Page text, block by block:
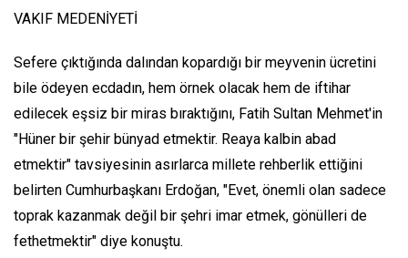
VAKIF MEDENİYETİ
Sefere çıktığında dalından kopardığı bir meyvenin ücretini
bile ödeyen ecdadın, hem örnek olacak hem de iftihar
edilecek eşsiz bir miras bıraktığını, Fatih Sultan Mehmet'in
"Hüner bir şehir bünyad etmektir. Reaya kalbin abad
etmektir" tavsiyesinin asırlarca millete rehberlik ettiğini
belirten Cumhurbaşkanı Erdoğan, "Evet, önemli olan sadece
toprak kazanmak değil bir şehri imar etmek, gönülleri de
fethetmektir" diye konuştu.